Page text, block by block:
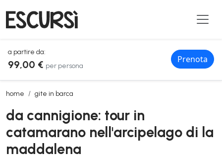
a partire da:
99,00 € per persona
Prenota
home gite in barca
da cannigione: tour in catamarano nell'arcipelago di la maddalena
da cannigione: tour in
catamarano nell'arcipelago di la
maddalena